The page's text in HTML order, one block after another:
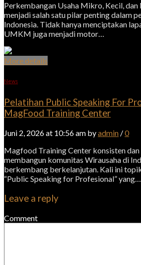
Perkembangan Usaha Mikro, Kecil,
menjadi salah satu pilar penting dalam
Indonesia. Tidak hanya menciptakan
UMKM juga menjadi motor…
More details
News
Pelatihan Public Speaking For
MagFood Training Center
Juni 2, 2026 at 10:56 am byadmin /0
Magfood Training Center konsisten
membangun komunitas Wirausaha di
berkembang berkelanjutan. Kali ini
“Public Speaking for Profesional” yang…
Leave a reply
Comment